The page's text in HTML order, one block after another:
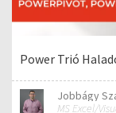
Power Trió
Jobbágy